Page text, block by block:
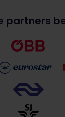
partners